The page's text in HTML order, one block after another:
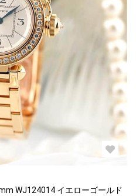
WJ124014 イエローゴールド